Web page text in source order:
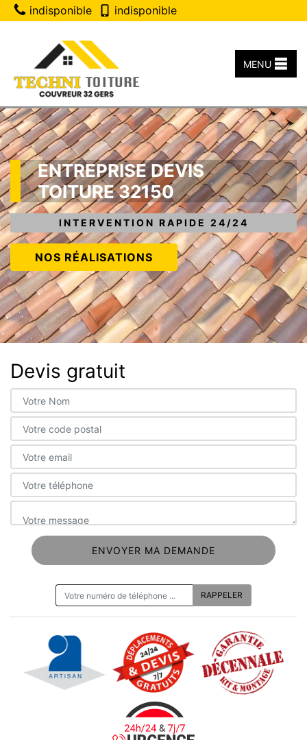
indisponible indisponible
MENU
ENTREPRISE DEVIS
TOITURE 32150
INTERVENTION RAPIDE 24/24
NOS RÉALISATIONS
Devis gratuit